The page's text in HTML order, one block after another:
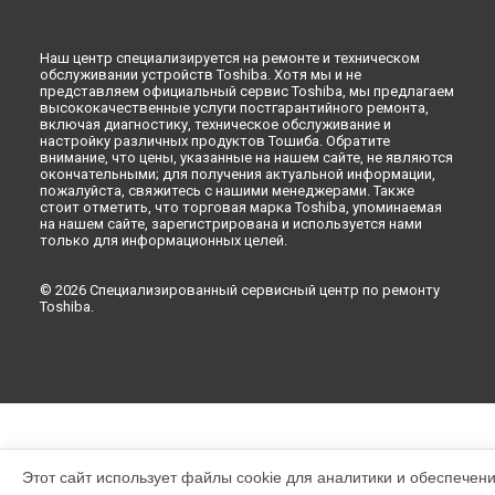
Наш центр специализируется на ремонте и техническом
обслуживании устройств Toshiba. Хотя мы и не
представляем официальный сервис Toshiba, мы предлагаем
высококачественные услуги постгарантийного ремонта,
включая диагностику, техническое обслуживание и
настройку различных продуктов Тошиба. Обратите
внимание, что цены, указанные на нашем сайте, не являются
окончательными; для получения актуальной информации,
пожалуйста, свяжитесь с нашими менеджерами. Также
стоит отметить, что торговая марка Toshiba, упоминаемая
на нашем сайте, зарегистрирована и используется нами
только для информационных целей.
© 2026 Специализированный сервисный центр по ремонту
Toshiba.
Этот сайт использует файлы cookie для аналитики и